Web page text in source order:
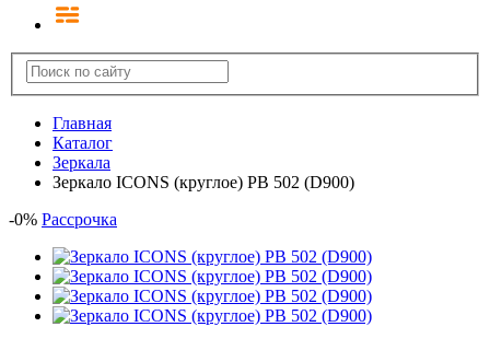
Главная
Каталог
Зеркала
Зеркало ICONS (круглое) РВ 502 (D900)
-0% Рассрочка